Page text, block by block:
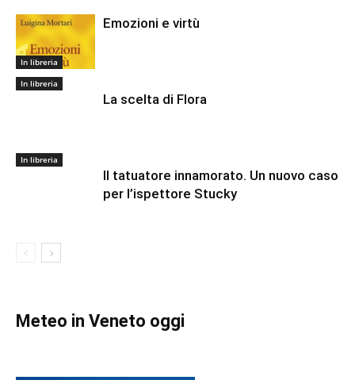
In libreria
Emozioni e virtù
In libreria
La scelta di Flora
In libreria
Il tatuatore innamorato. Un nuovo caso
per l’ispettore Stucky
Meteo in Veneto oggi